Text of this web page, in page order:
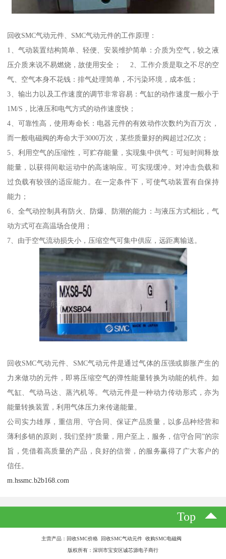
回收SMC气动元件、SMC气动元件的工作原理：
1、气动装置结构简单、轻便、安装维护简单：介质为空气，较之液
压介质来说不易燃烧，故使用安全； 2、工作介质是取之不尽的空
气、空气本身不花钱：排气处理简单，不污染环境，成本低；
3、输出力以及工作速度的调节非常容易：气缸的动作速度一般小于
1M/S，比液压和电气方式的动作速度快；
4、可靠性高，使用寿命长：电器元件的有效动作次数约为百万次，
而一般电磁阀的寿命大于3000万次，某些质量好的阀超过2亿次；
5、利用空气的压缩性，可贮存能量，实现集中供气：可短时间释放
能量，以获得间歇运动中的高速响应。可实现缓冲。对冲击负载和
过负载有较强的适应能力。在一定条件下，可使气动装置有自保持
能力；
6、全气动控制具有防火、防爆、防潮的能力：与液压方式相比，气
动方式可在高温场合使用；
7、由于空气流动损失小，压缩空气可集中供应，远距离输送。
回收SMC气动元件、SMC气动元件是通过气体的压强或膨胀产生的
力来做功的元件，即将压缩空气的弹性能量转换为动能的机件。如
气缸、气动马达、蒸汽机等。气动元件是一种动力传动形式，亦为
能量转换装置，利用气体压力来传递能量。
公司实力雄厚，重信用、守合同、保证产品质量，以多品种经营和
薄利多销的原则，我们坚持“质量，用户至上，服务，信守合同”的宗
旨，凭借着高质量的产品，良好的信誉，的服务赢得了广大客户的
信任。
m.hssmc.b2b168.com
Top
主营产品：回收SMC价格 回收SMC气动元件 收购SMC电磁阀
版权所有：深圳市宝安区诚芯源电子商行